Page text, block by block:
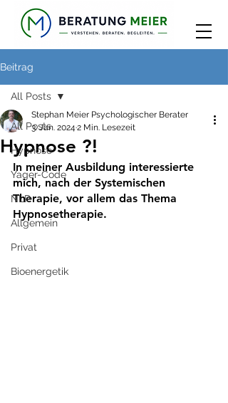
Beitrag
All Posts
Hypnose
Yager-Code
NLP
Allgemein
Privat
Bioenergetik
All Posts
Hypnose ?!
Stephan Meier Psychologischer Berater
3. Jan. 2024 2 Min. Lesezeit
In meiner Ausbildung interessierte
mich, nach der Systemischen
Therapie, vor allem das Thema
Hypnosetherapie.